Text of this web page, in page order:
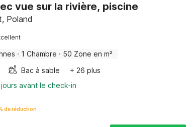
vue sur la rivière, piscine
Poland
· 1 Chambre · 50 Zone en m²
Bac à sable
+ 26 plus
avant le check-in
de réduction